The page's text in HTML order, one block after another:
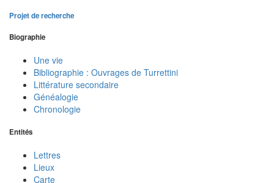
Projet de recherche
Biographie
Une vie
Bibliographie : Ouvrages de Turrettini
Littérature secondaire
Généalogie
Chronologie
Entités
Lettres
Lieux
Carte